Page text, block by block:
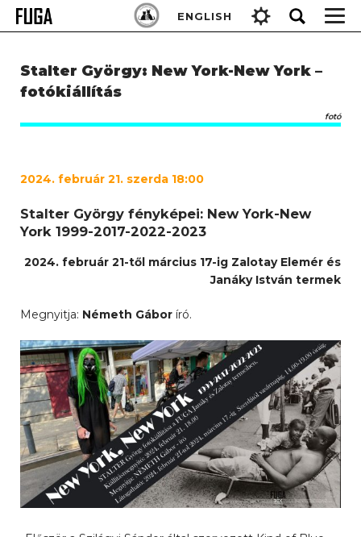
Skip
ENGLISH
Keresés:
Stalter György: New York-New York –
fotókiállítás
fotó
2024. február 21. szerda 18:00
Stalter György fényképei: New York-New
York 1999-2017-2022-2023
2024. február 21-től március 17-ig Zalotay Elemér és
Janáky István termek
Megnyitja: Németh Gábor író.